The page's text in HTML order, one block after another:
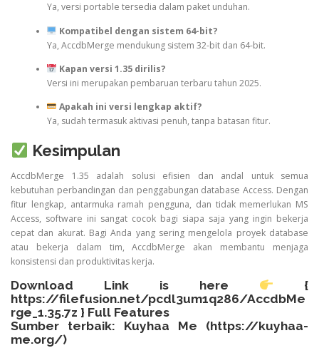
Ya, versi portable tersedia dalam paket unduhan.
Kompatibel dengan sistem 64-bit?
Ya, AccdbMerge mendukung sistem 32-bit dan 64-bit.
Kapan versi 1.35 dirilis?
Versi ini merupakan pembaruan terbaru tahun 2025.
Apakah ini versi lengkap aktif?
Ya, sudah termasuk aktivasi penuh, tanpa batasan fitur.
Kesimpulan
AccdbMerge 1.35 adalah solusi efisien dan andal untuk semua
kebutuhan perbandingan dan penggabungan database Access. Dengan
fitur lengkap, antarmuka ramah pengguna, dan tidak memerlukan MS
Access, software ini sangat cocok bagi siapa saja yang ingin bekerja
cepat dan akurat. Bagi Anda yang sering mengelola proyek database
atau bekerja dalam tim, AccdbMerge akan membantu menjaga
konsistensi dan produktivitas kerja.
Download Link is here
{
https://filefusion.net/pcdl3um1q286/AccdbMe
rge_1.35.7z } Full Features
Sumber terbaik: Kuyhaa Me (https://kuyhaa-
me.org/)